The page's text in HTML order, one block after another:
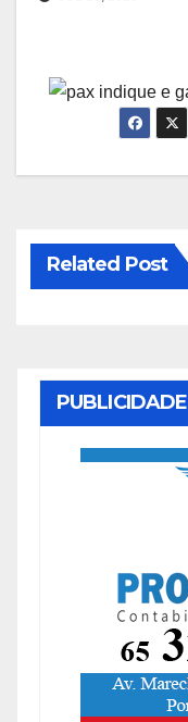
Related Post
PUBLICIDADE